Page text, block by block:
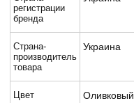
регистрации
бренда
Страна-
производитель
товара
Украина
Цвет Оливковый